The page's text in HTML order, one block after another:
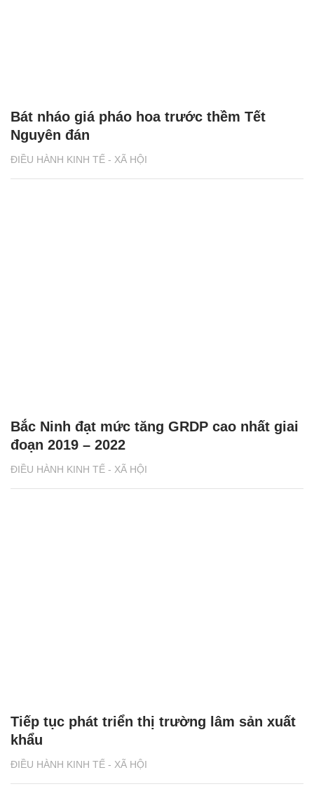
ĐIỀU HÀNH KINH TẾ - XÃ HỘI
Bát nháo giá pháo hoa trước thềm Tết
Nguyên đán
ĐIỀU HÀNH KINH TẾ - XÃ HỘI
Bắc Ninh đạt mức tăng GRDP cao nhất giai
đoạn 2019 – 2022
ĐIỀU HÀNH KINH TẾ - XÃ HỘI
Tiếp tục phát triển thị trường lâm sản xuất
khẩu